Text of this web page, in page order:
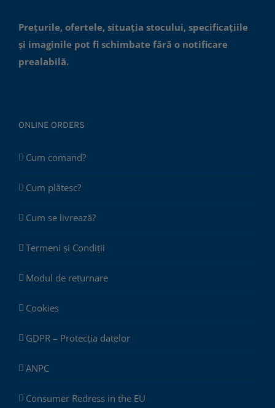
Prețurile, ofertele, situația stocului, specificațiile
și imaginile pot fi schimbate fără o notificare
prealabilă.
ONLINE ORDERS
Cum comand?
Cum plătesc?
Cum se livrează?
Termeni și Condiții
Modul de returnare
Cookies
GDPR – Protecția datelor
ANPC
Consumer Redress in the EU